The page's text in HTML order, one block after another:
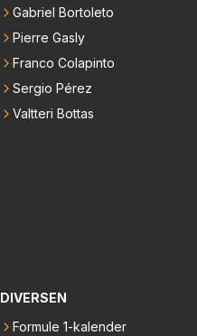
Gabriel Bortoleto
Pierre Gasly
Franco Colapinto
Sergio Pérez
Valtteri Bottas
DIVERSEN
Formule 1-kalender